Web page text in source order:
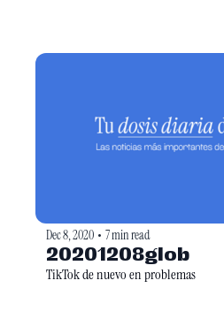
Dec 8, 2020 • 7 min read
20201208glob
TikTok de nuevo en problemas